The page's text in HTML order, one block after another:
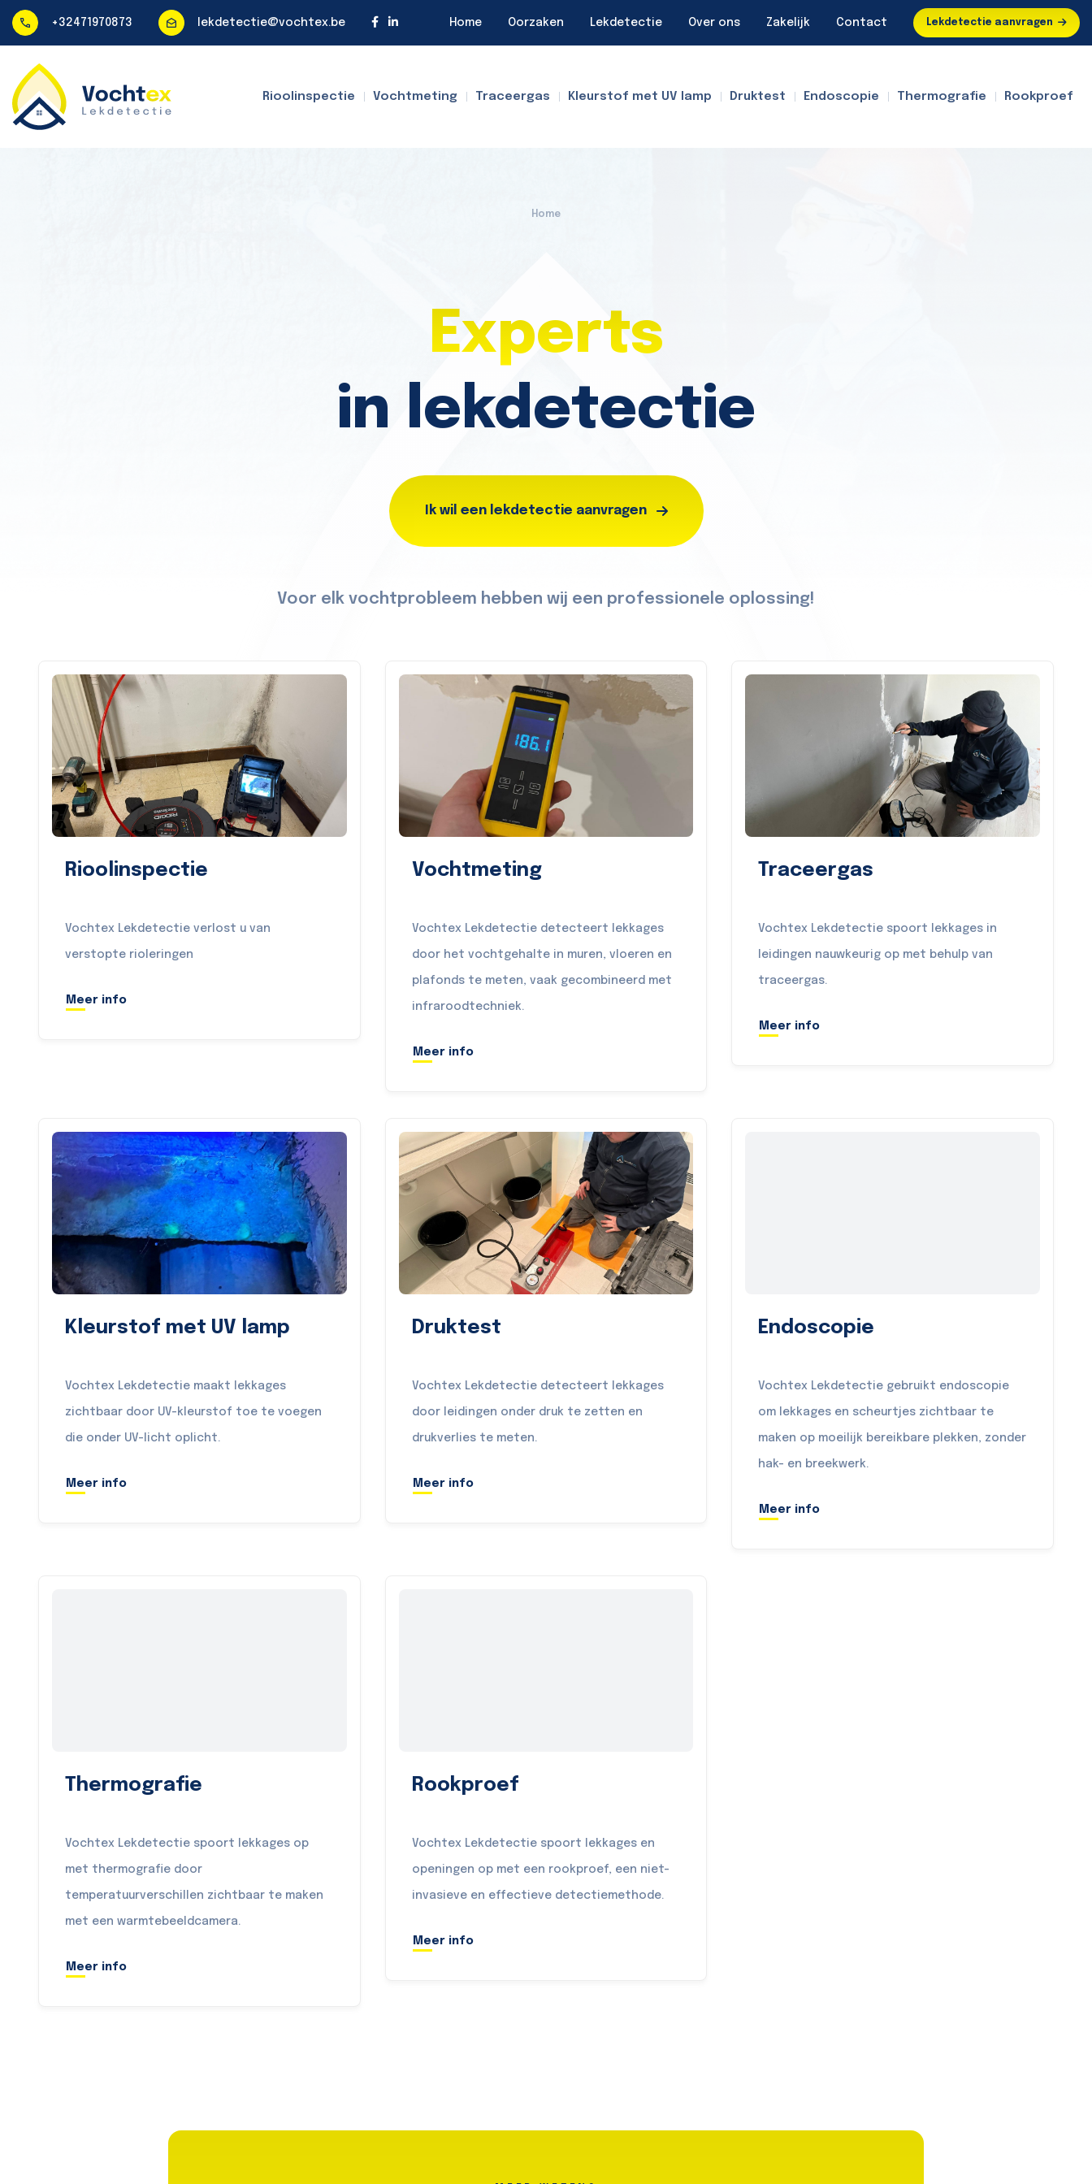
+32471970873 lekdetectie@vochtex.be Home Oorzaken Lekdetectie Over ons Zakelijk Contact Lekdetectie aanvragen
Rioolinspectie Vochtmeting Traceergas Kleurstof met UV lamp Druktest Endoscopie Thermografie Rookproef
Home
Experts
in lekdetectie
Ik wil een lekdetectie aanvragen
Voor elk vochtprobleem hebben wij een professionele oplossing!
Rioolinspectie
Vochtex Lekdetectie verlost u van
verstopte rioleringen
Meer info
Vochtmeting
Vochtex Lekdetectie detecteert lekkages
door het vochtgehalte in muren, vloeren en
plafonds te meten, vaak gecombineerd met
infraroodtechniek.
Meer info
Traceergas
Vochtex Lekdetectie spoort lekkages in
leidingen nauwkeurig op met behulp van
traceergas.
Meer info
Kleurstof met UV lamp
Vochtex Lekdetectie maakt lekkages
zichtbaar door UV-kleurstof toe te voegen
die onder UV-licht oplicht.
Meer info
Druktest
Vochtex Lekdetectie detecteert lekkages
door leidingen onder druk te zetten en
drukverlies te meten.
Meer info
Endoscopie
Vochtex Lekdetectie gebruikt endoscopie
om lekkages en scheurtjes zichtbaar te
maken op moeilijk bereikbare plekken, zonder
hak- en breekwerk.
Meer info
Thermografie
Vochtex Lekdetectie spoort lekkages op
met thermografie door
temperatuurverschillen zichtbaar te maken
met een warmtebeeldcamera.
Meer info
Rookproef
Vochtex Lekdetectie spoort lekkages en
openingen op met een rookproef, een niet-
invasieve en effectieve detectiemethode.
Meer info